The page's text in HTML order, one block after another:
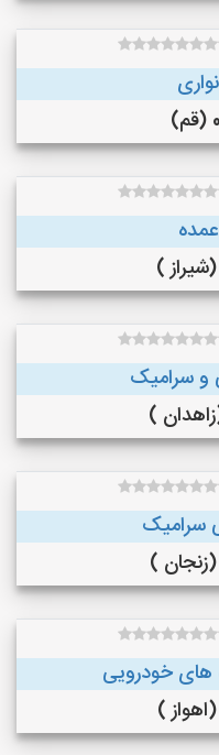
سرامیک
سرامیک
خودرویی